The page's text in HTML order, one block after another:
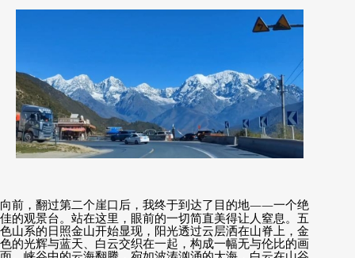
向前，翻过第二个崖口后，我终于到达了目的地——一个绝
佳的观景台。站在这里，眼前的一切简直美得让人窒息。五
色山系的日照金山开始显现，阳光透过云层洒在山脊上，金
色的光辉与蓝天、白云交织在一起，构成一幅无与伦比的画